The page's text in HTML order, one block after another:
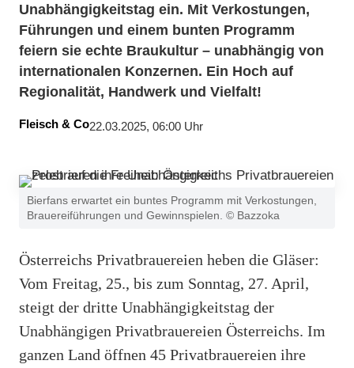
Unabhängigkeitstag ein. Mit Verkostungen,
Führungen und einem bunten Programm
feiern sie echte Braukultur – unabhängig von
internationalen Konzernen. Ein Hoch auf
Regionalität, Handwerk und Vielfalt!
Fleisch & Co22.03.2025, 06:00 Uhr
Bierfans erwartet ein buntes Programm mit Verkostungen,
Brauereiführungen und Gewinnspielen. © Bazzoka
Österreichs Privatbrauereien heben die Gläser:
Vom Freitag, 25., bis zum Sonntag, 27. April,
steigt der dritte Unabhängigkeitstag der
Unabhängigen Privatbrauereien Österreichs. Im
ganzen Land öffnen 45 Privatbrauereien ihre